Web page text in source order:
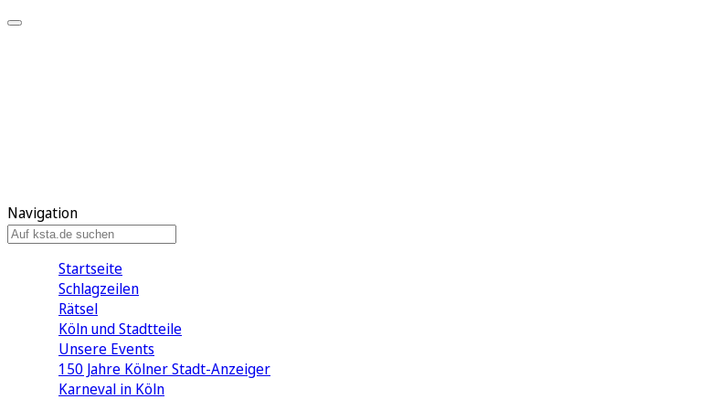
Navigation
Startseite
Schlagzeilen
Rätsel
Köln und Stadtteile
Unsere Events
150 Jahre Kölner Stadt-Anzeiger
Karneval in Köln